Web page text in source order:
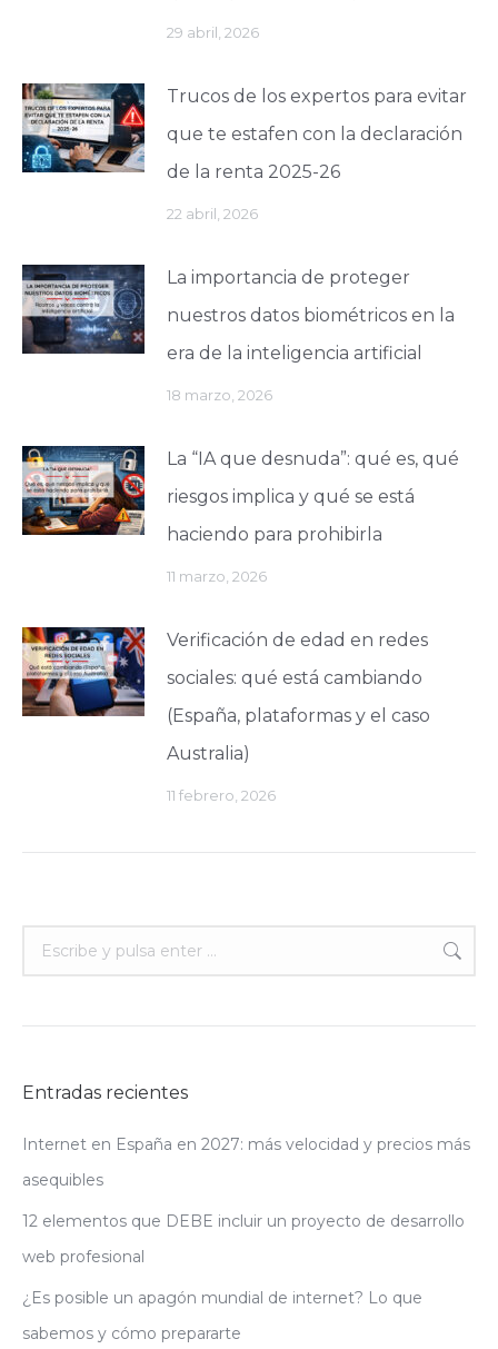
29 abril, 2026
Trucos de los expertos para evitar
que te estafen con la declaración
de la renta 2025-26
22 abril, 2026
La importancia de proteger
nuestros datos biométricos en la
era de la inteligencia artificial
18 marzo, 2026
La “IA que desnuda”: qué es, qué
riesgos implica y qué se está
haciendo para prohibirla
11 marzo, 2026
Verificación de edad en redes
sociales: qué está cambiando
(España, plataformas y el caso
Australia)
11 febrero, 2026
Buscar:
Entradas recientes
Internet en España en 2027: más velocidad y precios más
asequibles
12 elementos que DEBE incluir un proyecto de desarrollo
web profesional
¿Es posible un apagón mundial de internet? Lo que
sabemos y cómo prepararte